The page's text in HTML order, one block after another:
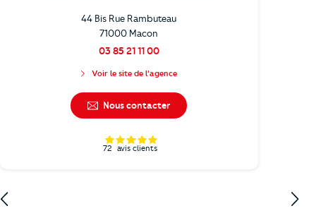
44 Bis Rue Rambuteau
71000 Macon
03 85 21 11 00
Voir le site de l'agence
Nous contacter
72 avis clients